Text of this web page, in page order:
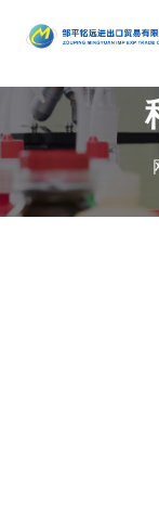
产品
中心
公司是集地质勘
探、铜钼采选、